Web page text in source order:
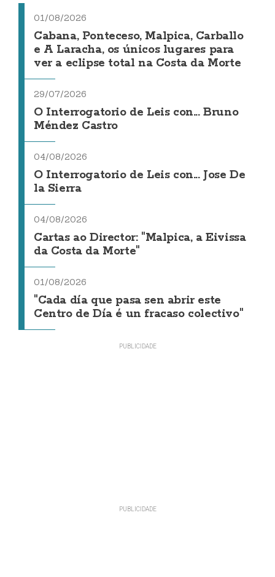
01/08/2026
Cabana, Ponteceso, Malpica, Carballo
e A Laracha, os únicos lugares para
ver a eclipse total na Costa da Morte
29/07/2026
O Interrogatorio de Leis con... Bruno
Méndez Castro
04/08/2026
O Interrogatorio de Leis con... Jose De
la Sierra
04/08/2026
Cartas ao Director: "Malpica, a Eivissa
da Costa da Morte"
01/08/2026
"Cada día que pasa sen abrir este
Centro de Día é un fracaso colectivo"